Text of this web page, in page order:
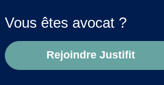
Vous êtes avocat ?
Rejoindre Justifit